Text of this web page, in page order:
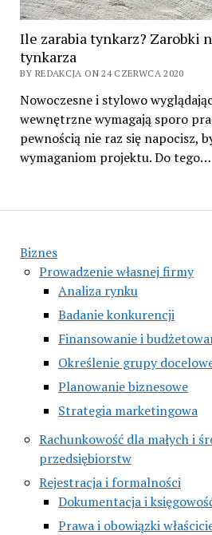
Biznes
Prowadzenie własnej firmy
Analiza rynku
Badanie konkurencji
Finansowanie i
Określenie grupy
Planowanie biznesowe
Strategia marketingowa
Rachunkowość dla małych i
przedsiębiorstw
Rejestracja i formalności
Dokumentacja i
Prawa i obowiązki
Ile zarabia tynkarz? Zarobki
tynkarza
BY REDAKCJA ON 24 CZERWCA 2020
Nowoczesne i stylowo
wewnętrzne wymagają sporo
pewnością nie raz się napocisz,
wymaganiom projektu. Do tego…